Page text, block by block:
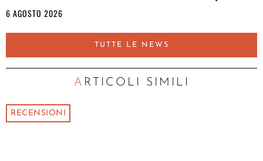
6 AGOSTO 2026
TUTTE LE NEWS
ARTICOLI SIMILI
RECENSIONI